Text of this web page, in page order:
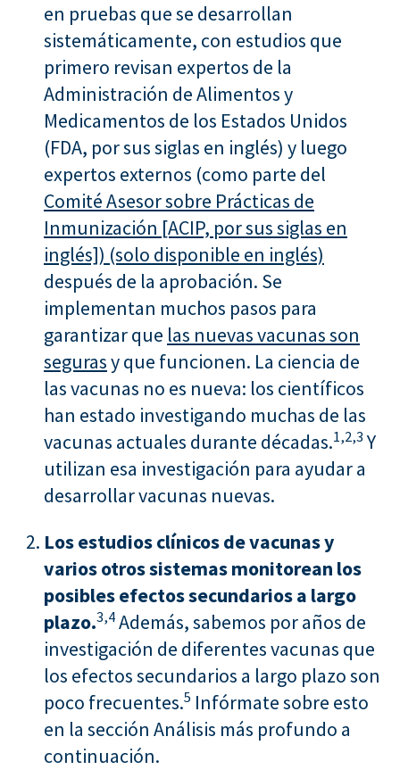
en pruebas que se desarrollan
sistemáticamente, con estudios que
primero revisan expertos de la
Administración de Alimentos y
Medicamentos de los Estados Unidos
(FDA, por sus siglas en inglés) y luego
expertos externos (como parte del
Comité Asesor sobre Prácticas de
Inmunización [ACIP, por sus siglas en
inglés]) (solo disponible en inglés)
después de la aprobación. Se
implementan muchos pasos para
garantizar que las nuevas vacunas son
segurasy que funcionen. La ciencia de
las vacunas no es nueva: los científicos
han estado investigando muchas de las
vacunas actuales durante décadas.1,2,3Y
utilizan esa investigación para ayudar a
desarrollar vacunas nuevas.
Los estudios clínicos de vacunas y
varios otros sistemas monitorean los
posibles efectos secundarios a largo
plazo.3,4Además, sabemos por años de
investigación de diferentes vacunas que
los efectos secundarios a largo plazo son
poco frecuentes.5 Infórmate sobre esto
en la sección Análisis más profundo a
continuación.